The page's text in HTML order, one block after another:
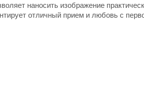
наносить изображение
отличный прием и любовь с